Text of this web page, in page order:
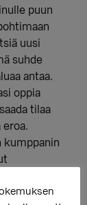
puun
uusi
suhde
antaa.
oppia
tilaa
kumppanin
ovat